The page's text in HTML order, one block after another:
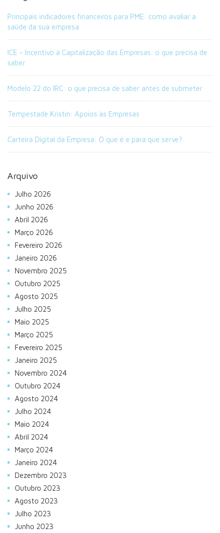
Principais indicadores financeiros para PME: como avaliar a
saúde da sua empresa
ICE – Incentivo à Capitalização das Empresas: o que precisa de
saber
Modelo 22 do IRC: o que precisa de saber antes de submeter
Tempestade Kristin: Apoios às Empresas
Carteira Digital da Empresa: O que é e para que serve?
Arquivo
Julho 2026
Junho 2026
Abril 2026
Março 2026
Fevereiro 2026
Janeiro 2026
Novembro 2025
Outubro 2025
Agosto 2025
Julho 2025
Maio 2025
Março 2025
Fevereiro 2025
Janeiro 2025
Novembro 2024
Outubro 2024
Agosto 2024
Julho 2024
Maio 2024
Abril 2024
Março 2024
Janeiro 2024
Dezembro 2023
Outubro 2023
Agosto 2023
Julho 2023
Junho 2023